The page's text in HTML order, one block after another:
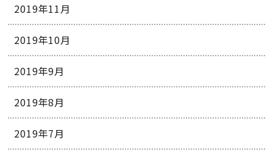
2019年11月
2019年10月
2019年9月
2019年8月
2019年7月